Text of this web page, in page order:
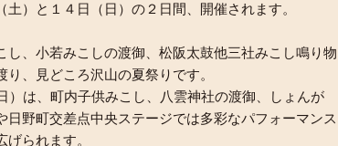
土）と１４日（日）の２日間、開催されます。
し、小若みこしの渡御、松阪太鼓他三社みこし鳴り物
り、見どころ沢山の夏祭りです。
）は、町内子供みこし、八雲神社の渡御、しょんが
日野町交差点中央ステージでは多彩なパフォーマンス
げられます。